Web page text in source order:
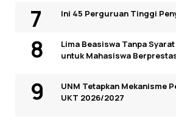
Ini 45 Perguruan Tinggi
Lima Beasiswa Tanpa
untuk Mahasiswa
UNM Tetapkan Mekanisme
UKT 2026/2027